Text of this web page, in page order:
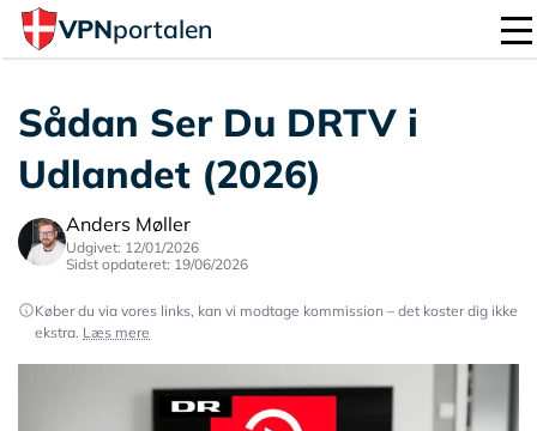
VPNportalen
Sådan Ser Du DRTV i
Udlandet (2026)
Anders Møller
Udgivet: 12/01/2026
Sidst opdateret: 19/06/2026
Køber du via vores links, kan vi modtage kommission – det koster dig ikke
ekstra. Læs mere